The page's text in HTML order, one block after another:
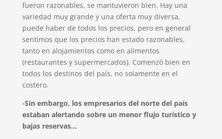
fueron razonables, se mantuvieron bien. Hay una
variedad muy grande y una oferta muy diversa,
puede haber de todos los precios, pero en general
sentimos que los precios han estado razonables,
tanto en alojamientos como en alimentos
(restaurantes y supermercados). Comenzó bien en
todos los destinos del país, no solamente en el
costero.
-Sin embargo, los empresarios del norte del país
estaban alertando sobre un menor flujo turístico y
bajas reservas…